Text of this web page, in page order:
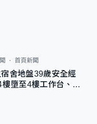
首頁新聞
舍地盤39歲安全經
墮至4樓工作台、送